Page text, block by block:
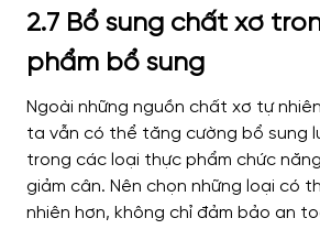
2.7 Bổ sung chất xơ
phẩm bổ sung
Ngoài những nguồn chất xơ tự
ta vẫn có thể tăng cường bổ sung
trong các loại thực phẩm chức
giảm cân. Nên chọn những loại có
nhiên hơn, không chỉ đảm bảo an